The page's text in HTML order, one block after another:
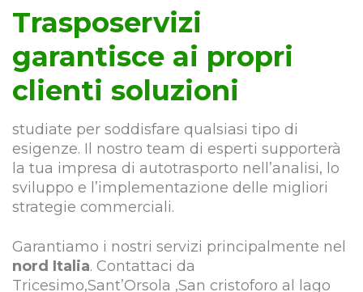
Trasposervizi
garantisce ai propri
clienti soluzioni
studiate per soddisfare qualsiasi tipo di
esigenze. Il nostro team di esperti supporterà
la tua impresa di autotrasporto nell’analisi, lo
sviluppo e l’implementazione delle migliori
strategie commerciali.
Garantiamo i nostri servizi principalmente nel
nord Italia. Contattaci da
Tricesimo,Sant’Orsola ,San cristoforo al lago